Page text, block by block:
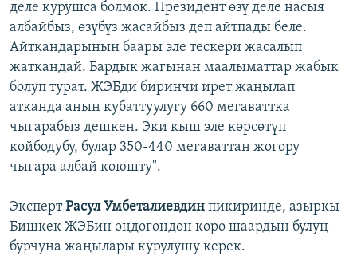
деле курушса болмок. Президент өзү деле насыя
албайбыз, өзүбүз жасайбыз деп айтпады беле.
Айткандарынын баары эле тескери жасалып
жаткандай. Бардык жагынан маалыматтар жабык
болуп турат. ЖЭБди биринчи ирет жаңылап
атканда анын кубаттуулугу 660 мегаваттка
чыгарабыз дешкен. Эки кыш эле көрсөтүп
койбодубу, булар 350-440 мегаваттан жогору
чыгара албай коюшту".
ЭкспертРасул Умбеталиевдин пикиринде, азыркы
Бишкек ЖЭБин оңдогондон көрө шаардын булуң-
бурчуна жаңылары курулушу керек.